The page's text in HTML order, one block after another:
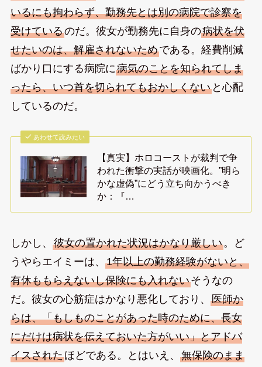
いるにも拘わらず、勤務先とは別の病院で診察を
受けているのだ。彼女が勤務先に自身の病状を伏
せたいのは、解雇されないためである。経費削減
ばかり口にする病院に病気のことを知られてしま
ったら、いつ首を切られてもおかしくないと心配
しているのだ。
あわせて読みたい
【真実】ホロコーストが裁判で争
われた衝撃の実話が映画化。”明ら
かな虚偽”にどう立ち向かうべき
か：『…
しかし、 彼女の置かれた状況はかなり厳しい。ど
うやらエイミーは、 1年以上の勤務経験がないと、
有休ももらえないし保険にも入れないそうなの
だ。彼女の心筋症はかなり悪化しており、 医師か
らは、「もしものことがあった時のために、長女
にだけは病状を伝えておいた方がいい」とアドバ
イスされたほどである。とはいえ、 無保険のまま